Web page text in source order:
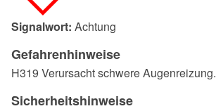
Signalwort: Achtung
Gefahrenhinweise
H319 Verursacht schwere Augenreizung.
Sicherheitshinweise